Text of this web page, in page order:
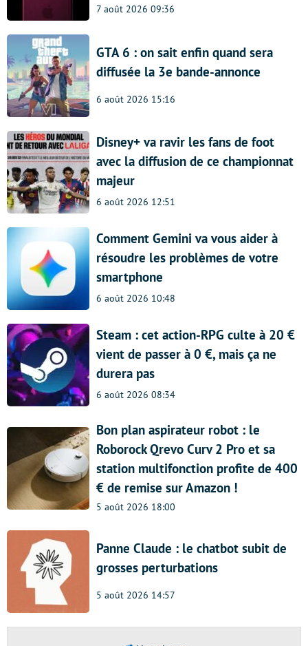
7 août 2026 09:36
GTA 6 : on sait enfin quand sera
diffusée la 3e bande-annonce
6 août 2026 15:16
Disney+ va ravir les fans de foot
avec la diffusion de ce championnat
majeur
6 août 2026 12:51
Comment Gemini va vous aider à
résoudre les problèmes de votre
smartphone
6 août 2026 10:48
Steam : cet action-RPG culte à 20 €
vient de passer à 0 €, mais ça ne
durera pas
6 août 2026 08:34
Bon plan aspirateur robot : le
Roborock Qrevo Curv 2 Pro et sa
station multifonction profite de 400
€ de remise sur Amazon !
5 août 2026 18:00
Panne Claude : le chatbot subit de
grosses perturbations
5 août 2026 14:57